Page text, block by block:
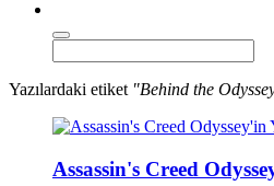
Yazılardaki etiket "Behind the
Assassin's Creed